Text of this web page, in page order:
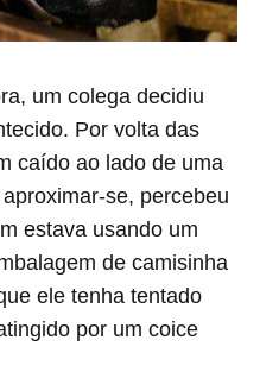
um colega decidiu
Por volta das
caído ao lado de uma
se, percebeu
estava usando um
de camisinha
ele tenha tentado
por um coice